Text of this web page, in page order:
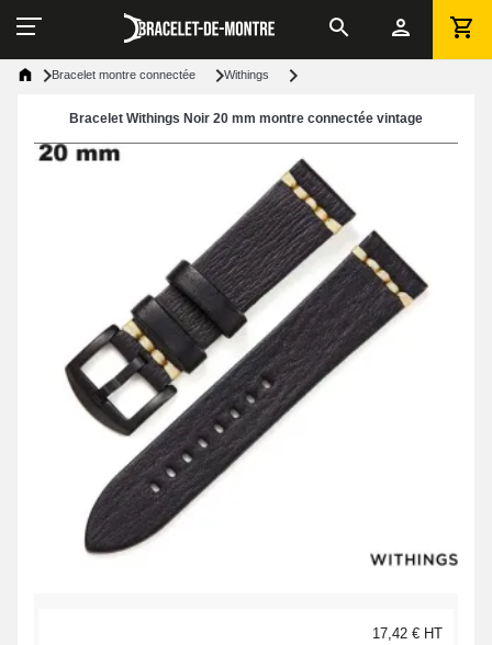
Bracelet montre connectée Withings
Bracelet Withings Noir 20 mm montre connectée vintage
17,42 € HT